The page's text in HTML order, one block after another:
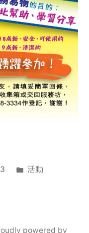
Posted
活動
powered by